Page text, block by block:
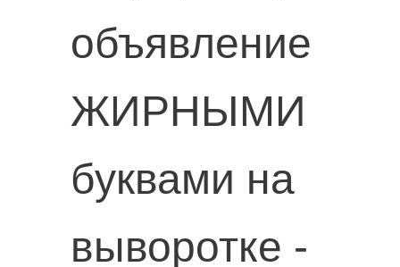
объявление
ЖИРНЫМИ
буквами на
выворотке -